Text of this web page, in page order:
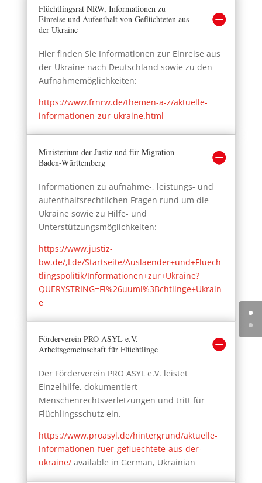
Flüchtlingsrat NRW, Informationen zu
Einreise und Aufenthalt von Geflüchteten aus
der Ukraine
Hier finden Sie Informationen zur Einreise aus
der Ukraine nach Deutschland sowie zu den
Aufnahmemöglichkeiten:
https://www.frnrw.de/themen-a-z/aktuelle-
informationen-zur-ukraine.html
Ministerium der Justiz und für Migration
Baden-Württemberg
Informationen zu aufnahme-, leistungs- und
aufenthaltsrechtlichen Fragen rund um die
Ukraine sowie zu Hilfe- und
Unterstützungsmöglichkeiten:
https://www.justiz-
bw.de/,Lde/Startseite/Auslaender+und+Fluech
tlingspolitik/Informationen+zur+Ukraine?
QUERYSTRING=Fl%26uuml%3Bchtlinge+Ukrain
e
Förderverein PRO ASYL e.V. –
Arbeitsgemeinschaft für Flüchtlinge
Der Förderverein PRO ASYL e.V. leistet
Einzelhilfe, dokumentiert
Menschenrechtsverletzungen und tritt für
Flüchlingsschutz ein.
https://www.proasyl.de/hintergrund/aktuelle-
informationen-fuer-gefluechtete-aus-der-
ukraine/available in German, Ukrainian